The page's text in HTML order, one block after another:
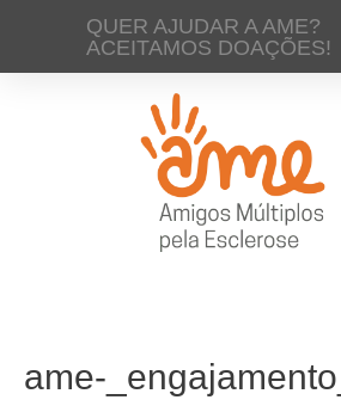
QUER AJUDAR A AME?
ACEITAMOS DOAÇÕES!
ame-